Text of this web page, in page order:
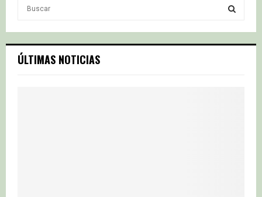
c
h
S
ÚLTIMAS NOTICIAS